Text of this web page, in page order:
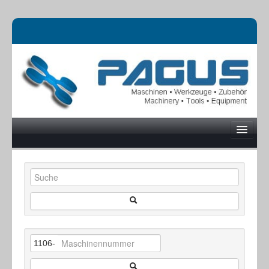
UNTERNEHMEN
MASCHINEN
ONLINESHOP
1106-